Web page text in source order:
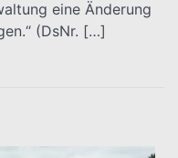
eine Änderung
(DsNr. […]